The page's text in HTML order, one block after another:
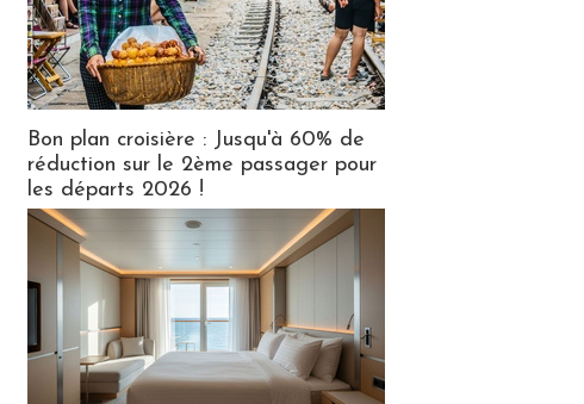
Bon plan croisière : Jusqu'à 60% de
réduction sur le 2ème passager pour
les départs 2026 !